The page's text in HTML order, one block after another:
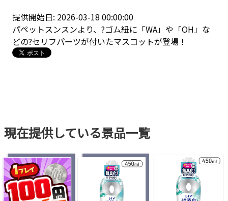
提供開始日: 2026-03-18 00:00:00
パペットスンスンより、?ゴム紐に「WA」や「OH」な
どの?セリフパーツが付いたマスコットが登場！
現在提供している景品一覧